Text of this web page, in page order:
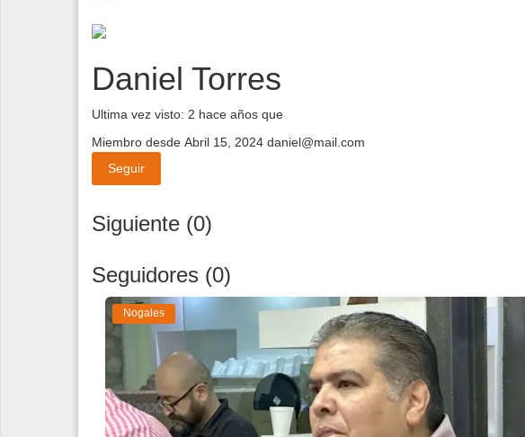
Daniel Torres
Ultima vez visto: 2 hace años que
Miembro desde Abril 15, 2024 daniel@mail.com
Seguir
Siguiente (0)
Seguidores (0)
Nogales